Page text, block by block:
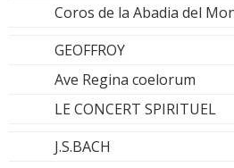
Coros de la Abadia del
GEOFFROY
Ave Regina coelorum
LE CONCERT SPIRITUEL
J.S.BACH